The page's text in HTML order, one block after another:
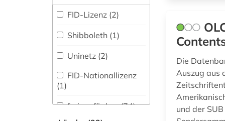
Politologie (11)
Psychologie (1)
Rechtswissenschaft
Romanistik (54)
Slavistik (2)
deutschland (1)
(1)
digitale edition (1)
digitale editorik (1)
digitalisierung (1)
FID-Lizenz (2)
Shibboleth (1)
Uninetz (2)
FID-Nationallizenz
(1)
frei verfügbar (74)
Die
Auszug aus
und der